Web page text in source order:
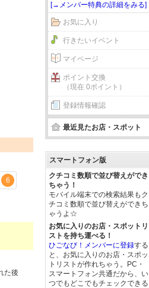
6
た後
[→メンバー特典の詳細をみる]
お気に入り
行きたいイベント
マイページ
ポイント交換
（現在 0ポイント）
登録情報確認
最近見たお店・スポット
スマートフォン版
クチコミ数順で並び替えができ
ちゃう！
モバイル端末での検索結果もク
チコミ数順で並び替えができち
ゃうよ☆
お気に入りのお店・スポットリ
ストを持ち運べる！
ひごなび！メンバーに登録する
と、お気に入りのお店・スポッ
トリストが作れちゃう。PC・
スマートフォン共通だから、い
つでもどこでもチェックできる